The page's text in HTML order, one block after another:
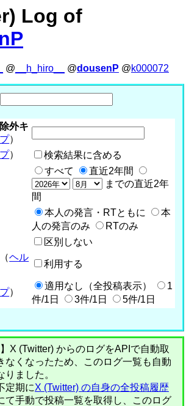
Log of
@ __h_hiro__ @dousenP @k000072
外キ
）
） 検索結果に含める
すべて
直近2年間
までの直近2年
間
本人の発言・RTともに
本
人の発言のみ
RTのみ
区別しない
（ヘル
利用する
）
適用なし（全投稿表示）
1
件/1日
3件/1日 5件/1日
X (Twitter) からのログをAPIで自動取
なくなったため、このログ一覧も自動
ました。
定期にX (Twitter) の自身の全投稿履歴
て手動で投稿一覧を取得し、このログ